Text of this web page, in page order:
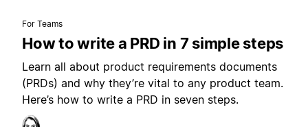
For Teams
How to write a PRD in 7 simple steps
Learn all about product requirements documents
(PRDs) and why they’re vital to any product team.
Here’s how to write a PRD in seven steps.